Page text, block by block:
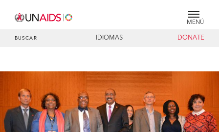
MENÚ
BUSCAR IDIOMAS DONATE